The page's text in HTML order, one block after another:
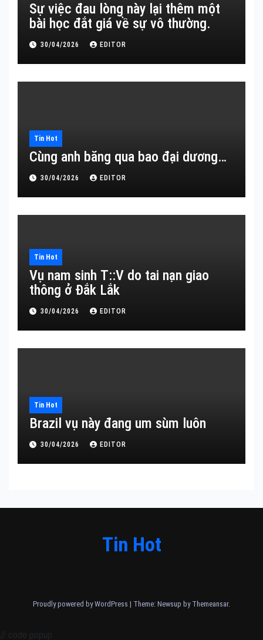
Sự việc đau lòng này lại thêm một
bài học đắt giá về sự vô thường.
30/04/2026 EDITOR
Tin Hot
Cùng anh băng qua bao đại dương…
30/04/2026 EDITOR
Tin Hot
Vụ nam sinh T::V do tai nạn giao
thông ở Đắk Lắk
30/04/2026 EDITOR
Tin Hot
Brazil vụ này đang um sùm luôn
30/04/2026 EDITOR
Tin Hot
Proudly powered by WordPress | Theme: Newsup by Themeansar.
// code popup